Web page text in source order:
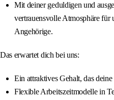
Mit deiner geduldigen und
vertrauensvolle Atmosphäre für
Angehörige.
Das erwartet dich bei uns:
Ein attraktives Gehalt, das
Flexible Arbeitszeitmodelle in